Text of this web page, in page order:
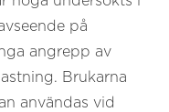
på
angrepp av
Brukarna
användas vid